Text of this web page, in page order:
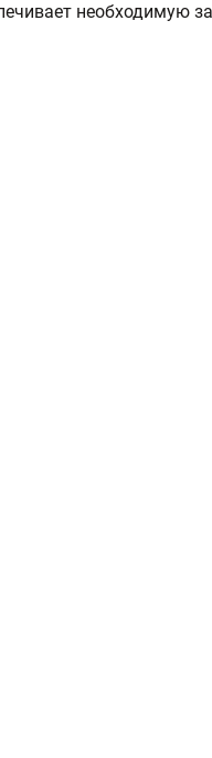
необходимую